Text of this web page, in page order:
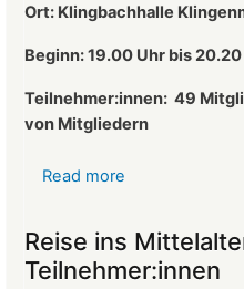
Vorsitzender
des
Ort: Klingbachhalle
Beginn: 19.00 Uhr bis
Teilnehmer:innen: 49
von Mitgliedern
Read more
vom
Reise ins
Teilnehmer:innen